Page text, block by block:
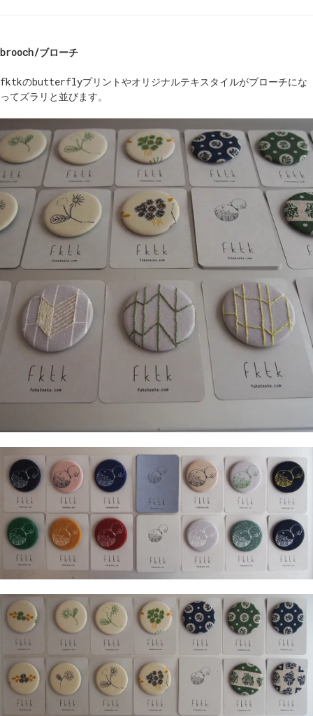
brooch/ブローチ
fktkのbutterflyプリントやオリジナルテキスタイルがブローチにな
ってズラリと並びます。